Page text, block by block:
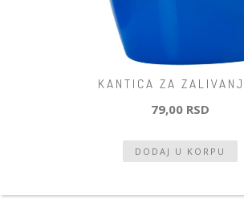
KANTICA ZA
79,00 RSD